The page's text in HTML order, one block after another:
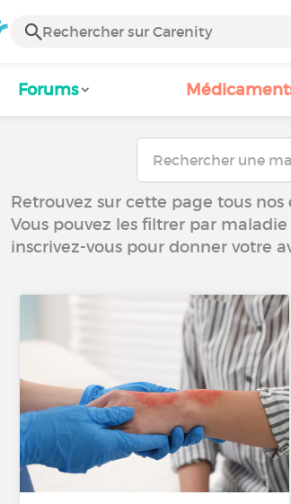
Forums
Retrouvez sur cette page tous
Vous pouvez les filtrer par
inscrivez-vous pour donner votre